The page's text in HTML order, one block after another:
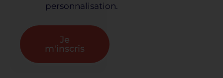
personnalisation.
Je
m'inscris